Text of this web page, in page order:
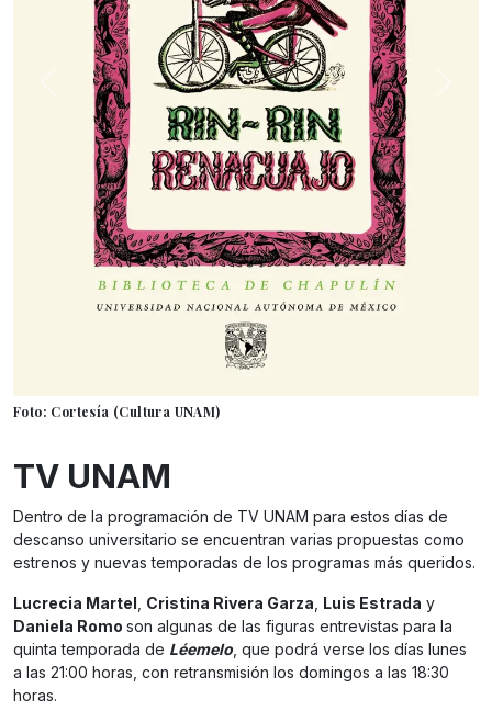
Foto: Cortesía (Cultura UNAM)
TV UNAM
Dentro de la programación de TV UNAM para estos días de
descanso universitario se encuentran varias propuestas como
estrenos y nuevas temporadas de los programas más queridos.
Lucrecia Martel, Cristina Rivera Garza, Luis Estrada y
Daniela Romo son algunas de las figuras entrevistas para la
quinta temporada de Léemelo, que podrá verse los días lunes
a las 21:00 horas, con retransmisión los domingos a las 18:30
horas.